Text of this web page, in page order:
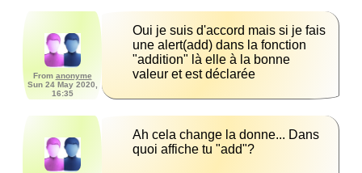
From anonyme
Sun 24 May 2020,
16:35
Oui je suis d'accord mais si je fais
une alert(add) dans la fonction
"addition" là elle à la bonne
valeur et est déclarée
Ah cela change la donne... Dans
quoi affiche tu "add"?